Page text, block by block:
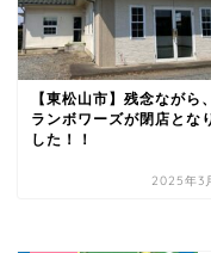
【東松山市】残念ながら
ランボワーズが閉店とな
した！！
2025年3